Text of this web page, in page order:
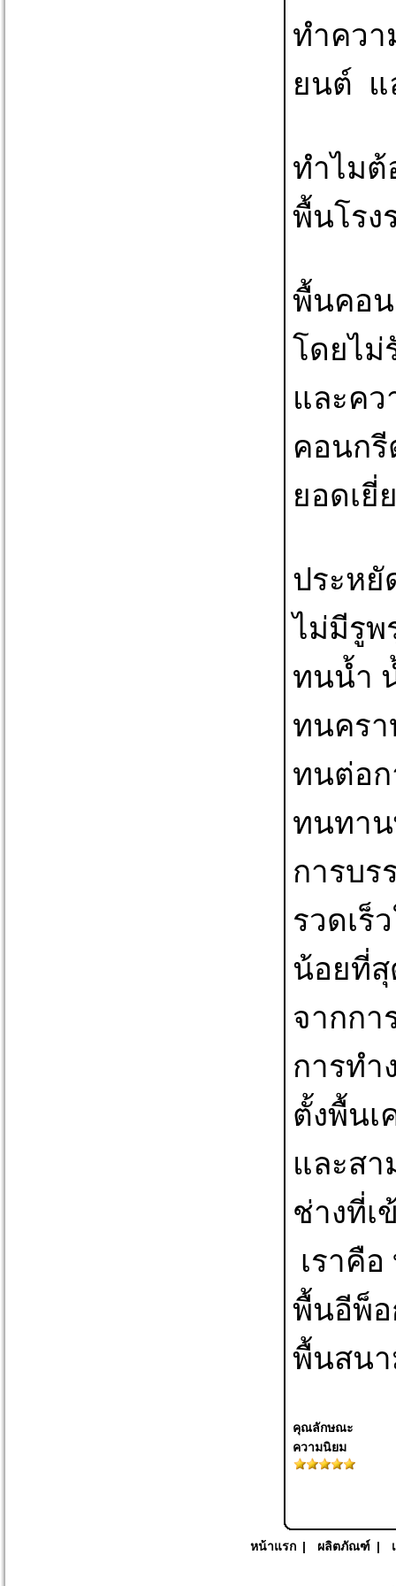
ทำควา
ยนต์  แ
ทำไมต้
พื้นโรง
พื้นคอน
โดยไม่
และคว
คอนกรี
ยอดเยี่
ประหยั
ไม่มีรูพ
ทนน้ำ
ทนครา
ทนต่อ
ทนทาน
การบร
รวดเร็
น้อยที่
จากกา
การทำ
ตั้งพื้นเ
และสา
ช่างที่เ
พื้นอีพ็
พื้นสนา
คุณลักษณะ
ความนิยม
หน้าแรก | ผลิตภัณฑ์ |